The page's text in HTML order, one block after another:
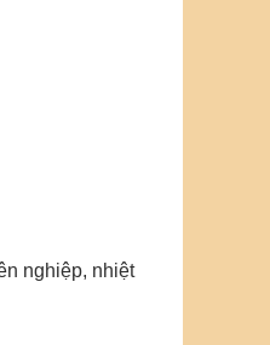
nghiệp, nhiệt